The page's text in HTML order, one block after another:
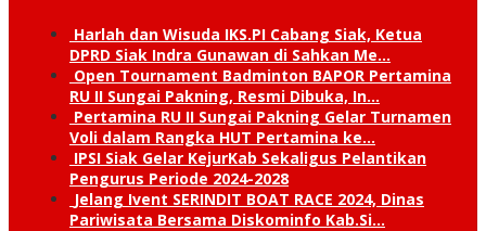
Harlah dan Wisuda IKS.PI Cabang Siak, Ketua
DPRD Siak Indra Gunawan di Sahkan Me…
Open Tournament Badminton BAPOR Pertamina
RU II Sungai Pakning, Resmi Dibuka, In…
Pertamina RU II Sungai Pakning Gelar Turnamen
Voli dalam Rangka HUT Pertamina ke…
IPSI Siak Gelar KejurKab Sekaligus Pelantikan
Pengurus Periode 2024-2028
Jelang Ivent SERINDIT BOAT RACE 2024, Dinas
Pariwisata Bersama Diskominfo Kab.Si…